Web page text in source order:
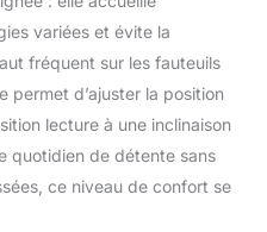
son utilité et son
:
en position
: 93l x 104P x
cm, en inclinaison
x 165P x 77H cm,
position levée : 93l x
variées et évite la
fréquent sur les fauteuils
permet d’ajuster la position
lecture à une inclinaison
quotidien de détente sans
ce niveau de confort se